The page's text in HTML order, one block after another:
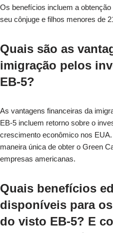
Os benefícios incluem a
seu cônjuge e filhos menores de
Quais são as
imigração pelos
EB-5?
As vantagens financeiras da
EB-5 incluem retorno sobre o
crescimento econômico nos
maneira única de obter o Green
empresas americanas.
Quais benefícios
disponíveis para
do visto EB-5? E